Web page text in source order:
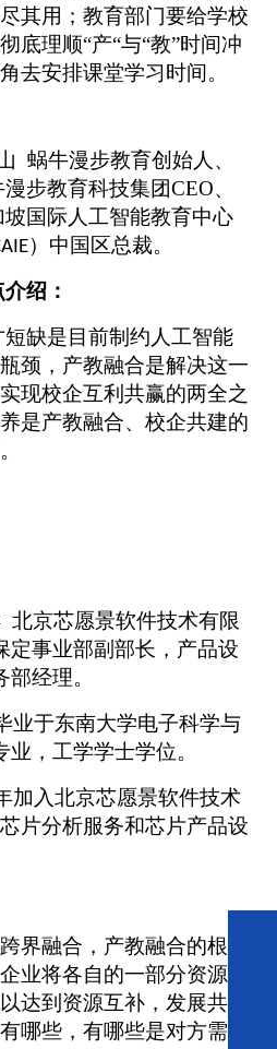
其用；教育部门要给学校
底理顺“产“与“教”时间冲
去安排课堂学习时间。
蜗牛漫步教育创始人、
步教育科技集团CEO、
坡国际人工智能教育中心
）中国区总裁。
绍：
短缺是目前制约人工智能
颈，产教融合是解决这一
现校企互利共赢的两全之
是产教融合、校企共建的
北京芯愿景软件技术有限
定事业部副部长，产品设
部经理。
业于东南大学电子科学与
业，工学学士学位。
加入北京芯愿景软件技术
片分析服务和芯片产品设
界融合，产教融合的根本
业将各自的一部分资源拿
达到资源互补，发展共赢
哪些，有哪些是对方需要